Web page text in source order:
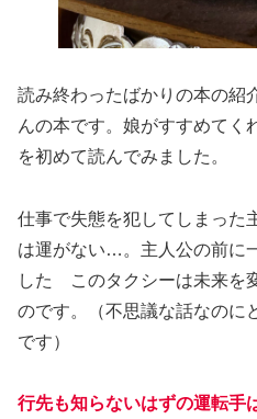
読み終わったばかりの本の紹
んの本です。娘がすすめて
を初めて読んでみました。
仕事で失態を犯してしまった
は運がない…。主人公の前に
した このタクシーは未来を
のです。（不思議な話なのに
です）
行先も知らないはずの運転手